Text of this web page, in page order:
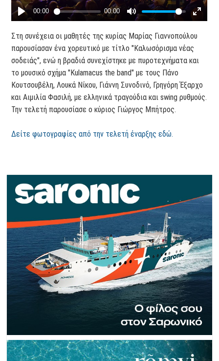
Στη συνέχεια οι μαθητές της κυρίας Μαρίας Γιαννοπούλου
παρουσίασαν ένα χορευτικό με τίτλο "Καλωσόρισμα νέας
σοδειάς", ενώ η βραδιά συνεχίστηκε με πυροτεχνήματα και
το μουσικό σχήμα "Kulamacus the band" με τους Πάνο
Κουτσουβέλη, Λουκά Νίκου, Γιάννη Συνοδινό, Γρηγόρη Έξαρχο
και Αιμιλία Φασιλή, με ελληνικά τραγούδια και swing ρυθμούς.
Την τελετή παρουσίασε ο κύριος Γιώργος Μπήτρος.
Δείτε φωτογραφίες από την τελετή έναρξης εδώ.